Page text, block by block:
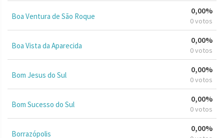
Boa Ventura de São Roque
0,00%
0 votos
Boa Vista da Aparecida
0,00%
0 votos
Bom Jesus do Sul
0,00%
0 votos
Bom Sucesso do Sul
0,00%
0 votos
Borrazópolis
0,00%